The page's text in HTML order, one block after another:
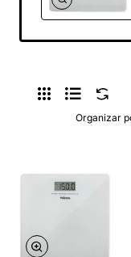
Organizar